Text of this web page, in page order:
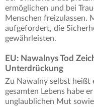
ermöglichen und bei
Menschen freizulassen.
aufgefordert, die
gewährleisten.
EU: Nawalnys Tod
Unterdrückung
Zu Nawalny selbst heißt
gesamten Lebens habe
unglaublichen Mut